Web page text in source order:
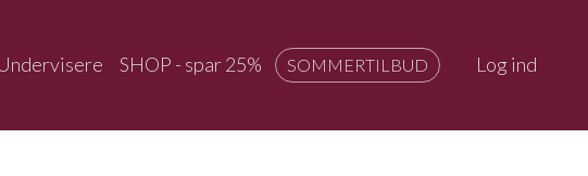
SHOP - spar 25% SOMMERTILBUD Log ind